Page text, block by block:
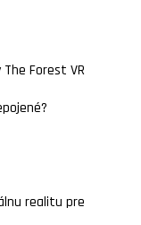
Forest VR
realitu pre